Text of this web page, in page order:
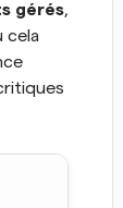
gérés,
cela